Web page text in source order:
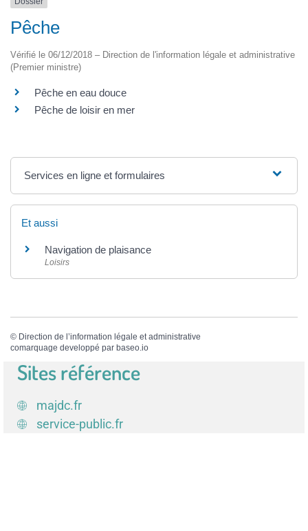
Pêche
Vérifié le 06/12/2018 – Direction de l'information légale et administrative
(Premier ministre)
Pêche en eau douce
Pêche de loisir en mer
Services en ligne et formulaires
Et aussi
Navigation de plaisance
Loisirs
© Direction de l’information légale et administrative
comarquage developpé par baseo.io
Sites référence
majdc.fr
service-public.fr